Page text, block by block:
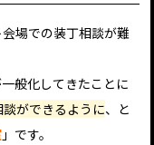
場での装丁相談が難
般化してきたことに
ができるように、と
」です。